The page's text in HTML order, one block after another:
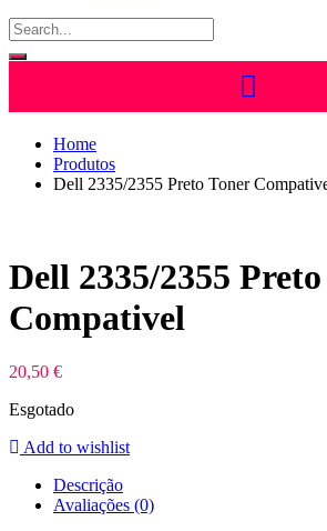
Home
Produtos
Dell 2335/2355 Preto Toner
Dell 2335/2355
Compativel
20,50 €
Esgotado
Add to wishlist
Descrição
Avaliações (0)